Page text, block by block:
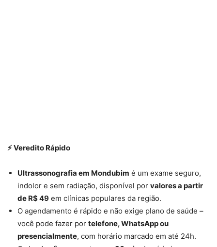
⚡ Veredito Rápido
Ultrassonografia em Mondubim é um exame seguro,
indolor e sem radiação, disponível por valores a partir
de R$ 49 em clínicas populares da região.
O agendamento é rápido e não exige plano de saúde –
você pode fazer por telefone, WhatsApp ou
presencialmente, com horário marcado em até 24h.